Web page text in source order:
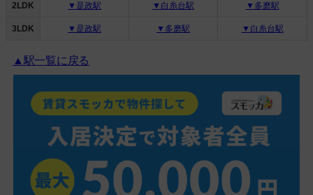
2LDK ▼是政駅 ▼白糸台駅 ▼多磨駅
3LDK ▼是政駅 ▼多磨駅 ▼白糸台駅
▲駅一覧に戻る